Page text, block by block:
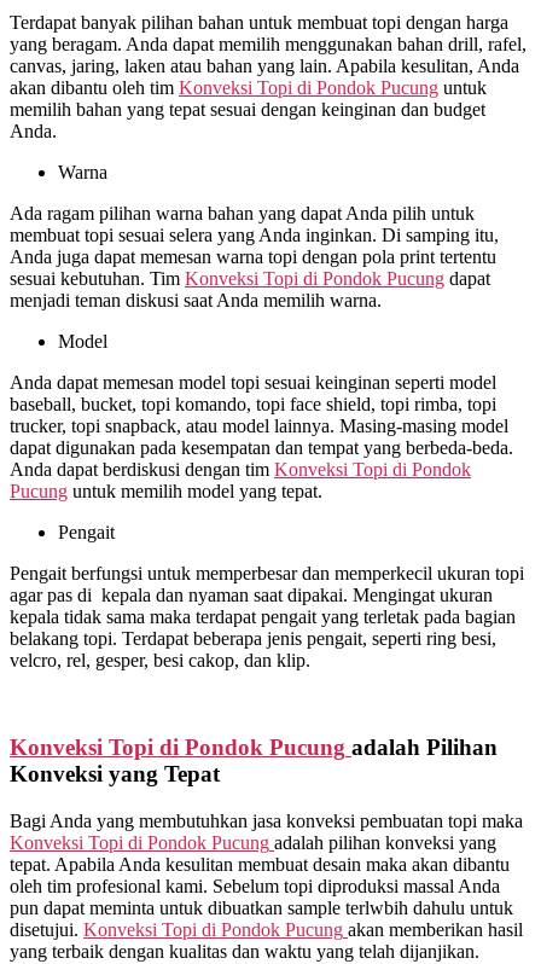
Terdapat banyak pilihan bahan untuk membuat topi dengan harga
yang beragam. Anda dapat memilih menggunakan bahan drill, rafel,
canvas, jaring, laken atau bahan yang lain. Apabila kesulitan, Anda
akan dibantu oleh tim Konveksi Topi di Pondok Pucung untuk
memilih bahan yang tepat sesuai dengan keinginan dan budget
Anda.
Warna
Ada ragam pilihan warna bahan yang dapat Anda pilih untuk
membuat topi sesuai selera yang Anda inginkan. Di samping itu,
Anda juga dapat memesan warna topi dengan pola print tertentu
sesuai kebutuhan. Tim Konveksi Topi di Pondok Pucung dapat
menjadi teman diskusi saat Anda memilih warna.
Model
Anda dapat memesan model topi sesuai keinginan seperti model
baseball, bucket, topi komando, topi face shield, topi rimba, topi
trucker, topi snapback, atau model lainnya. Masing-masing model
dapat digunakan pada kesempatan dan tempat yang berbeda-beda.
Anda dapat berdiskusi dengan tim Konveksi Topi di Pondok
Pucung untuk memilih model yang tepat.
Pengait
Pengait berfungsi untuk memperbesar dan memperkecil ukuran topi
agar pas di kepala dan nyaman saat dipakai. Mengingat ukuran
kepala tidak sama maka terdapat pengait yang terletak pada bagian
belakang topi. Terdapat beberapa jenis pengait, seperti ring besi,
velcro, rel, gesper, besi cakop, dan klip.
Konveksi Topi di Pondok Pucung adalah Pilihan
Konveksi yang Tepat
Bagi Anda yang membutuhkan jasa konveksi pembuatan topi maka
Konveksi Topi di Pondok Pucung adalah pilihan konveksi yang
tepat. Apabila Anda kesulitan membuat desain maka akan dibantu
oleh tim profesional kami. Sebelum topi diproduksi massal Anda
pun dapat meminta untuk dibuatkan sample terlwbih dahulu untuk
disetujui. Konveksi Topi di Pondok Pucung akan memberikan hasil
yang terbaik dengan kualitas dan waktu yang telah dijanjikan.